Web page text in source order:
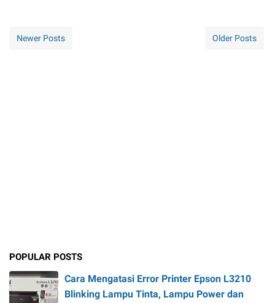
Newer Posts Older Posts
POPULAR POSTS
Cara Mengatasi Error Printer Epson L3210
Blinking Lampu Tinta, Lampu Power dan